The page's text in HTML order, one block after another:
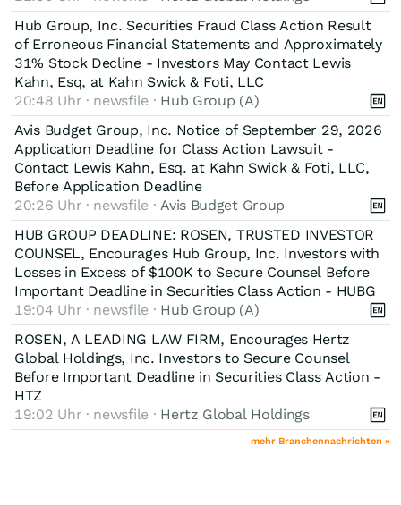
Hub Group, Inc. Securities Fraud Class Action Result
of Erroneous Financial Statements and Approximately
31% Stock Decline - Investors May Contact Lewis
Kahn, Esq, at Kahn Swick & Foti, LLC
20:48 Uhr · newsfile · Hub Group (A)
Avis Budget Group, Inc. Notice of September 29, 2026
Application Deadline for Class Action Lawsuit -
Contact Lewis Kahn, Esq. at Kahn Swick & Foti, LLC,
Before Application Deadline
20:26 Uhr · newsfile · Avis Budget Group
HUB GROUP DEADLINE: ROSEN, TRUSTED INVESTOR
COUNSEL, Encourages Hub Group, Inc. Investors with
Losses in Excess of $100K to Secure Counsel Before
Important Deadline in Securities Class Action - HUBG
19:04 Uhr · newsfile · Hub Group (A)
ROSEN, A LEADING LAW FIRM, Encourages Hertz
Global Holdings, Inc. Investors to Secure Counsel
Before Important Deadline in Securities Class Action -
HTZ
19:02 Uhr · newsfile · Hertz Global Holdings
mehr Branchennachrichten »